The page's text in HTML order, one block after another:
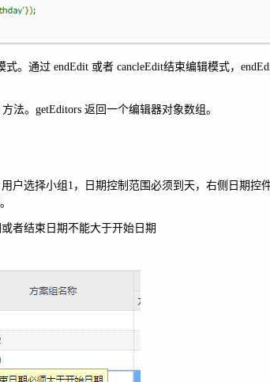
。通过 endEdit 或者 cancleEdit结束编辑模式，
法。getEditors 返回一个编辑器对象数组。
选择小组1，日期控制范围必须到天，右侧日期控
者结束日期不能大于开始日期